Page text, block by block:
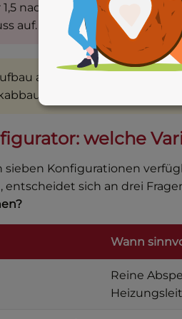
nach DGUV Information
auf.
ausschließlich langsam
immer vor dem Lösen
welche
sieben Konfigurationen
entscheidet sich an drei
Wann
Reine